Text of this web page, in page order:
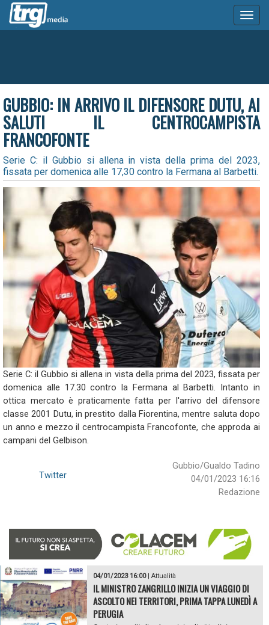
GUBBIO: IN ARRIVO IL DIFENSORE DUTU, AI
SALUTI IL CENTROCAMPISTA
FRANCOFONTE
Serie C: il Gubbio si allena in vista della prima del 2023,
fissata per domenica alle 17,30 contro la Fermana al Barbetti.
Serie C: il Gubbio si allena in vista della prima del 2023, fissata per
domenica alle 17.30 contro la Fermana al Barbetti. Intanto in
ottica mercato è praticamente fatta per l'arrivo del difensore
classe 2001 Dutu, in prestito dalla Fiorentina, mentre saluta dopo
un anno e mezzo il centrocampista Francofonte, che approda ai
campani del Gelbison.
Gubbio/Gualdo Tadino
04/01/2023 16:16
Redazione
Twitter
04/01/2023 16:00| Attualità
IL MINISTRO ZANGRILLO INIZIA UN VIAGGIO DI
ASCOLTO NEI TERRITORI, PRIMA TAPPA LUNEDÌ A
PERUGIA